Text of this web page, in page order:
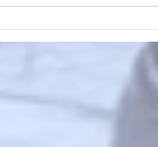
#85 A brief flight of stairs